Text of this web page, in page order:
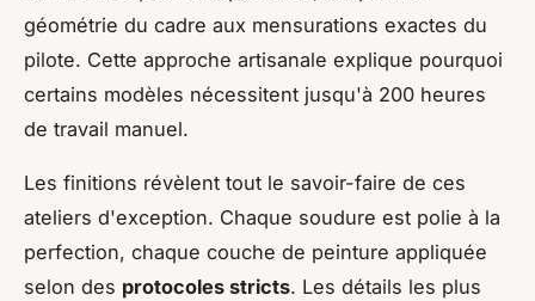
géométrie du cadre aux mensurations exactes du
pilote. Cette approche artisanale explique pourquoi
certains modèles nécessitent jusqu'à 200 heures
de travail manuel.
Les finitions révèlent tout le savoir-faire de ces
ateliers d'exception. Chaque soudure est polie à la
perfection, chaque couche de peinture appliquée
selon des protocoles stricts. Les détails les plus